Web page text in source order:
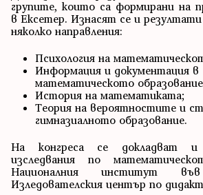
групите, които са формирани на
в Ексетер. Изнасят се и
няколко направления:
Психология на
Информация и документация в
математическото
История на математиката;
Теория на вероятностите и
гимназиалното образование.
На конгреса се докладват
изследвания по
Националния институт
Изледователския център по